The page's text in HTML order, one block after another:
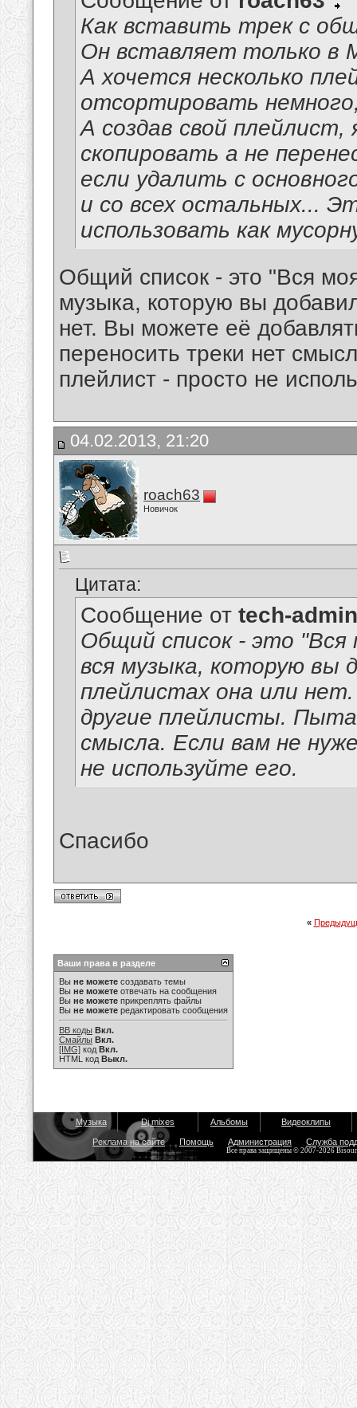
Как вставить трек с
Он вставляет только в
А хочется несколько
отсортировать
А создав свой
скопировать а не
если удалить с
и со всех остальных...
использовать как
Общий список - это "Вся
музыка, которую вы
нет. Вы можете её
переносить треки нет
плейлист - просто не
04.02.2013, 21:20
roach63
Новичок
Цитата:
Сообщение от tech-admin
Общий список - это "Вся
вся музыка, которую вы
плейлистах она или
другие плейлисты.
смысла. Если вам не
не используйте его.
Спасибо
«
Ваши права в разделе
Вы не можете создавать темы
Вы не можете отвечать на сообщения
Вы не можете прикреплять файлы
Вы не можете редактировать сообщения
BB коды Вкл.
Смайлы Вкл.
[IMG] код Вкл.
HTML код Выкл.
Музыка Dj mixes Альбомы Видеоклипы
Реклама на сайте Помощь Администрация Служба
Все права защищены © 2007-2026